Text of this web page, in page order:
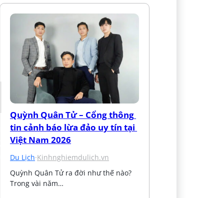
Quỳnh Quân Tử – Cổng thông
tin cảnh báo lừa đảo uy tín tại
Việt Nam 2026
Du Lịch·Kinhnghiemdulich.vn
Quỳnh Quân Tử ra đời như thế nào?
Trong vài năm…